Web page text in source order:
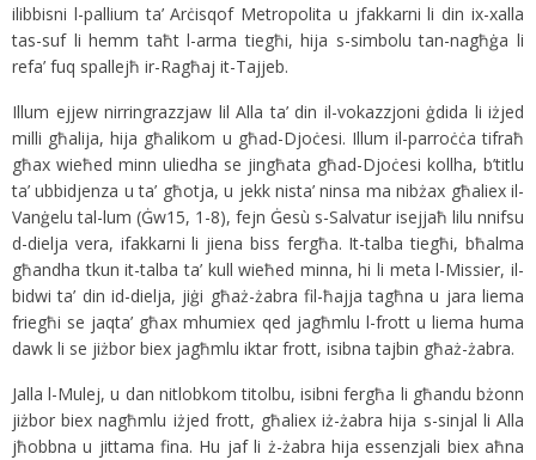
ilibbisni l-pallium ta’ Arċisqof Metropolita u jfakkarni li din ix-xalla
tas-suf li hemm taħt l-arma tiegħi, hija s-simbolu tan-nagħġa li
refa’ fuq spallejħ ir-Ragħaj it-Tajjeb.
Illum ejjew nirringrazzjaw lil Alla ta’ din il-vokazzjoni ġdida li iżjed
milli għalija, hija għalikom u għad-Djoċesi. Illum il-parroċċa tifraħ
għax wieħed minn uliedha se jingħata għad-Djoċesi kollha, b’titlu
ta’ ubbidjenza u ta’ għotja, u jekk nista’ ninsa ma nibżax għaliex il-
Vanġelu tal-lum (Ġw15, 1-8), fejn Ġesù s-Salvatur isejjaħ lilu nnifsu
d-dielja vera, ifakkarni li jiena biss fergħa. It-talba tiegħi, bħalma
għandha tkun it-talba ta’ kull wieħed minna, hi li meta l-Missier, il-
bidwi ta’ din id-dielja, jiġi għaż-żabra fil-ħajja tagħna u jara liema
friegħi se jaqta’ għax mhumiex qed jagħmlu l-frott u liema huma
dawk li se jiżbor biex jagħmlu iktar frott, isibna tajbin għaż-żabra.
Jalla l-Mulej, u dan nitlobkom titolbu, isibni fergħa li għandu bżonn
jiżbor biex nagħmlu iżjed frott, għaliex iż-żabra hija s-sinjal li Alla
jħobbna u jittama fina. Hu jaf li ż-żabra hija essenzjali biex aħna